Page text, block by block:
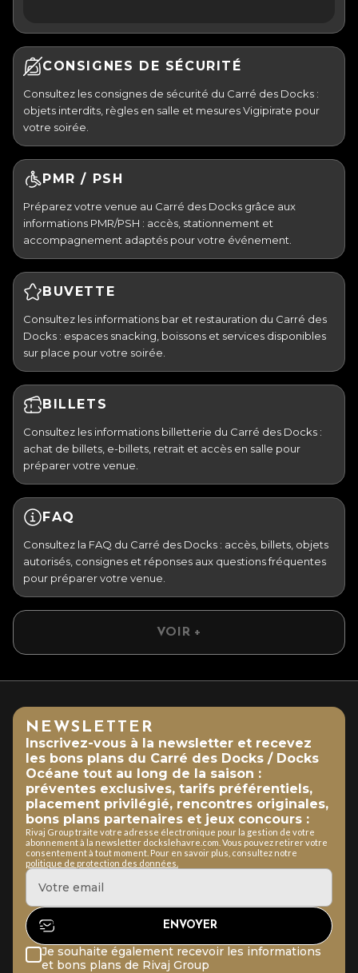
CONSIGNES DE SÉCURITÉ
Consultez les consignes de sécurité du Carré des Docks :
objets interdits, règles en salle et mesures Vigipirate pour
votre soirée.
PMR / PSH
Préparez votre venue au Carré des Docks grâce aux
informations PMR/PSH : accès, stationnement et
accompagnement adaptés pour votre événement.
BUVETTE
Consultez les informations bar et restauration du Carré des
Docks : espaces snacking, boissons et services disponibles
sur place pour votre soirée.
BILLETS
Consultez les informations billetterie du Carré des Docks :
achat de billets, e-billets, retrait et accès en salle pour
préparer votre venue.
FAQ
Consultez la FAQ du Carré des Docks : accès, billets, objets
autorisés, consignes et réponses aux questions fréquentes
pour préparer votre venue.
VOIR +
NEWSLETTER
Inscrivez-vous à la newsletter et recevez
les bons plans du Carré des Docks / Docks
Océane tout au long de la saison :
préventes exclusives, tarifs préférentiels,
placement privilégié, rencontres originales,
bons plans partenaires et jeux concours :
Rivaj Group traite votre adresse électronique pour la gestion de votre
abonnement à la newsletter dockslehavre.com. Vous pouvez retirer votre
consentement à tout moment. Pour en savoir plus, consultez notre
politique de protection des données.
Je souhaite également recevoir les informations
et bons plans de Rivaj Group